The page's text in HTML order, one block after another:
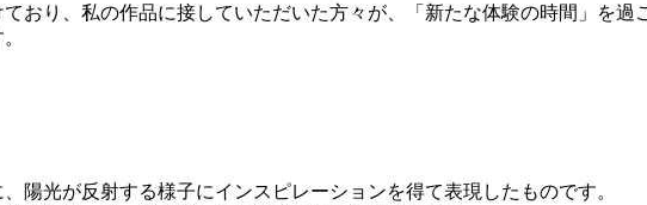
おり、私の作品に接していただいた方々が、「新たな体験の時間」を
陽光が反射する様子にインスピレーションを得て表現したものです。